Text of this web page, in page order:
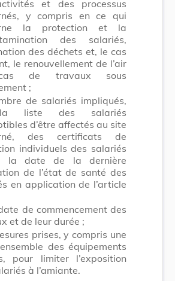
et des processus
y compris en ce qui
la protection et la
des salariés,
des déchets et, le cas
le renouvellement de l’air
de travaux sous
;
de salariés impliqués,
liste des salariés
d’être affectés au site
des certificats de
individuels des salariés
la date de la dernière
de l’état de santé des
en application de l’article
de commencement des
et de leur durée ;
prises, y compris une
des équipements
pour limiter l’exposition
à l’amiante.